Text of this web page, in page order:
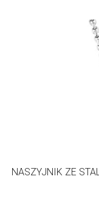
NASZYJNIK ZE